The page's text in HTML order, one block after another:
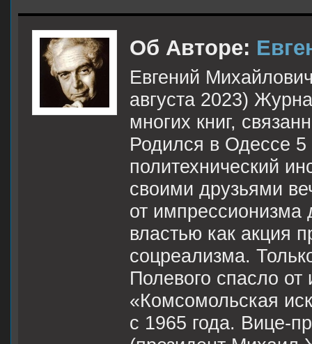
Об Авторе:
Евгений
августа 2023)
многих книг,
Родился в Одессе
политехнический
своими друзьями
от импрессионизма
властью как акция
соцреализма.
Полевого спасло от
«Комсомольская
с 1965 года. Вице-